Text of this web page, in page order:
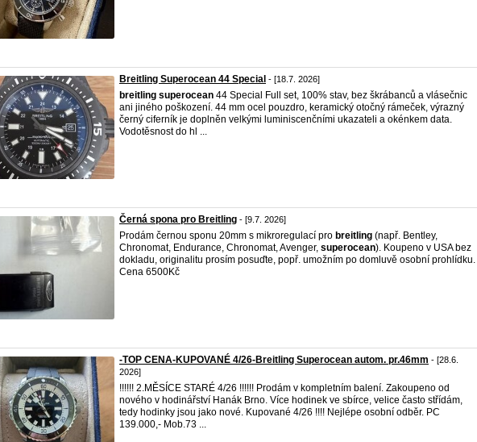
Breitling Superocean 44 Special - [18.7. 2026]
breitling superocean 44 Special Full set, 100% stav, bez škrábanců a vlásečnic
ani jiného poškození. 44 mm ocel pouzdro, keramický otočný rámeček, výrazný
černý ciferník je doplněn velkými luminiscenčními ukazateli a okénkem data.
Vodotěsnost do hl ...
Černá spona pro Breitling - [9.7. 2026]
Prodám černou sponu 20mm s mikroregulací pro breitling (např. Bentley,
Chronomat, Endurance, Chronomat, Avenger, superocean). Koupeno v USA bez
dokladu, originalitu prosím posuďte, popř. umožním po domluvě osobní prohlídku.
Cena 6500Kč
-TOP CENA-KUPOVANÉ 4/26-Breitling Superocean autom. pr.46mm - [28.6.
2026]
!!!!!! 2.MĚSÍCE STARÉ 4/26 !!!!!! Prodám v kompletním balení. Zakoupeno od
nového v hodinářství Hanák Brno. Více hodinek ve sbírce, velice často střídám,
tedy hodinky jsou jako nové. Kupované 4/26 !!!! Nejlépe osobní odběr. PC
139.000,- Mob.73 ...